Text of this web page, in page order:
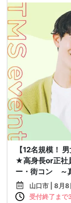
【12名規模！
★高身長or正社
ー・街コン ～
山口市 | 8月8
受付終了まで